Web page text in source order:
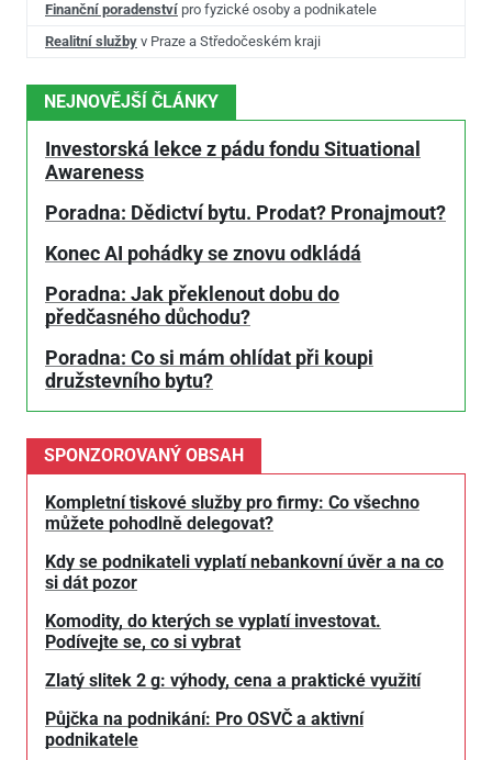
Finanční poradenství pro fyzické osoby a podnikatele
Realitní služby v Praze a Středočeském kraji
NEJNOVĚJŠÍ ČLÁNKY
Investorská lekce z pádu fondu Situational
Awareness
Poradna: Dědictví bytu. Prodat? Pronajmout?
Konec AI pohádky se znovu odkládá
Poradna: Jak překlenout dobu do
předčasného důchodu?
Poradna: Co si mám ohlídat při koupi
družstevního bytu?
SPONZOROVANÝ OBSAH
Kompletní tiskové služby pro firmy: Co všechno
můžete pohodlně delegovat?
Kdy se podnikateli vyplatí nebankovní úvěr a na co
si dát pozor
Komodity, do kterých se vyplatí investovat.
Podívejte se, co si vybrat
Zlatý slitek 2 g: výhody, cena a praktické využití
Půjčka na podnikání: Pro OSVČ a aktivní
podnikatele